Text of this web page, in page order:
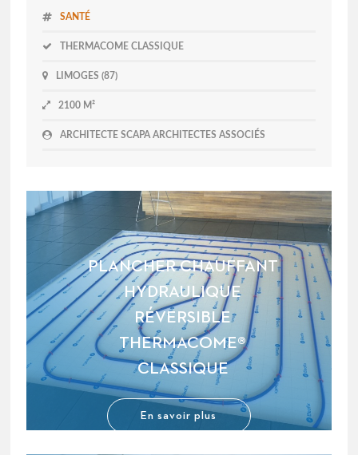
SANTÉ
THERMACOME CLASSIQUE
LIMOGES (87)
2100 M²
ARCHITECTE SCAPA ARCHITECTES ASSOCIÉS
PLANCHER CHAUFFANT
HYDRAULIQUE
RÉVERSIBLE
THERMACOME®
CLASSIQUE
En savoir plus